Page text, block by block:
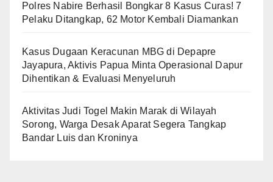
Polres Nabire Berhasil Bongkar 8 Kasus Curas! 7
Pelaku Ditangkap, 62 Motor Kembali Diamankan
Kasus Dugaan Keracunan MBG di Depapre
Jayapura, Aktivis Papua Minta Operasional Dapur
Dihentikan & Evaluasi Menyeluruh
Aktivitas Judi Togel Makin Marak di Wilayah
Sorong, Warga Desak Aparat Segera Tangkap
Bandar Luis dan Kroninya